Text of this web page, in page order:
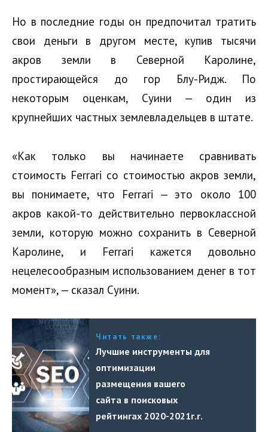
Но в последние годы он предпочитал тратить
свои деньги в другом месте, купив тысячи
акров земли в Северной Каролине,
простирающейся до гор Блу-Ридж. По
некоторым оценкам, Суини — один из
крупнейших частных землевладельцев в штате.
«Как только вы начинаете сравнивать
стоимость Ferrari со стоимостью акров земли,
вы понимаете, что Ferrari — это около 100
акров какой-то действительно первоклассной
земли, которую можно сохранить в Северной
Каролине, и Ferrari кажется довольно
нецелесообразным использованием денег в тот
момент», — сказал Суини.
Читать также:
Лучшие инструменты для
оптимизации
размещения вашего
сайта в поисковых
рейтингах 2020-2021г.г.